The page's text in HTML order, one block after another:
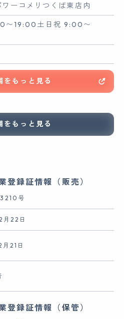
ーコメリつくば東店内
〜19:00土日祝 9:00〜
をもっと見る
をもっと見る
登録証情報（販売）
号
22日
21日
登録証情報（保管）